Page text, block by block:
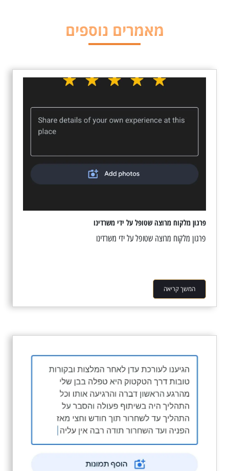
מאמרים נוספים
פרגון מלקוח מרוצה שטופל על ידי משרדינו
פרגון מלקוח מרוצה שטופל על ידי משרדינו
המשך קריאה